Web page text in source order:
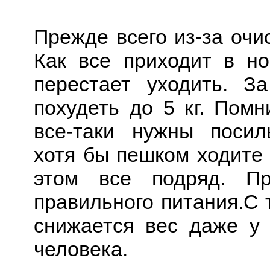
Прежде всего из-за
Как все приходит в
перестает уходить.
похудеть до 5 кг.
все-таки нужны
хотя бы пешком
этом все подряд.
правильного питания.С
снижается вес даже у
человека.